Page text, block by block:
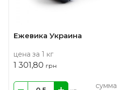
Ежевика Украина
цена за 1 кг
1 301,80 грн
сумма